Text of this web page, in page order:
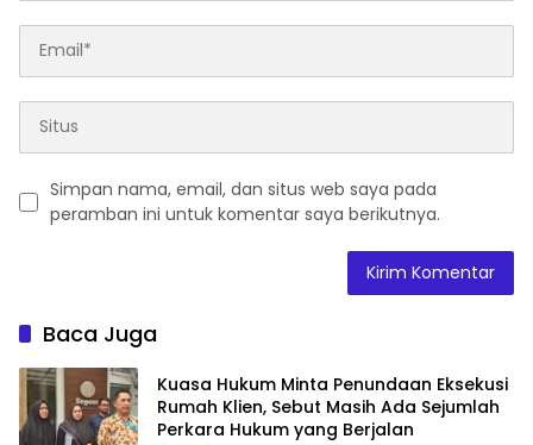
Simpan nama, email, dan situs web saya pada
peramban ini untuk komentar saya berikutnya.
Baca Juga
Kuasa Hukum Minta Penundaan Eksekusi
Rumah Klien, Sebut Masih Ada Sejumlah
Perkara Hukum yang Berjalan